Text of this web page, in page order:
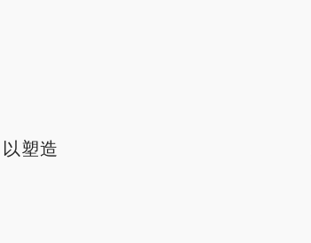
塑造